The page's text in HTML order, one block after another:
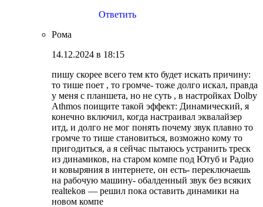
Ответить
Рома
14.12.2024 в 18:15
пишу скорее всего тем кто будет искать причину:
то тише поет , то громче- тоже долго искал, правда
у меня с планшета, но не суть , в настройках Dolby
Athmos поищите такой эффект: Динамический, я
конечно включил, когда настраивал эквалайзер
итд, и долго не мог понять почему звук плавно то
громче то тише становиться, возможно кому то
пригодиться, а я сейчас пытаюсь устранить треск
из динамиков, на старом компе под Ютуб и Радио
и ковыряния в интернете, он есть- переключаешь
на рабочую машину- обалденный звук без всяких
realtekов — решил пока оставить динамики на
новом компе